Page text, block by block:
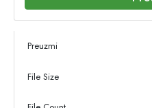
Preuzmi
File Size